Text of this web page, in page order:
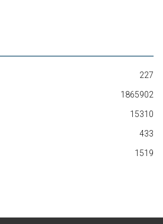
227
1865902
15310
433
1519